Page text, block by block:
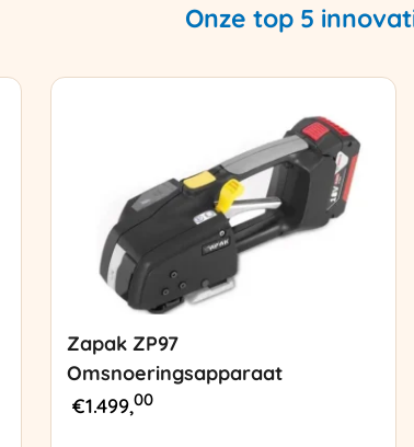
Onze top 5
Zapak ZP97
Omsnoeringsapparaat
€1.499,00